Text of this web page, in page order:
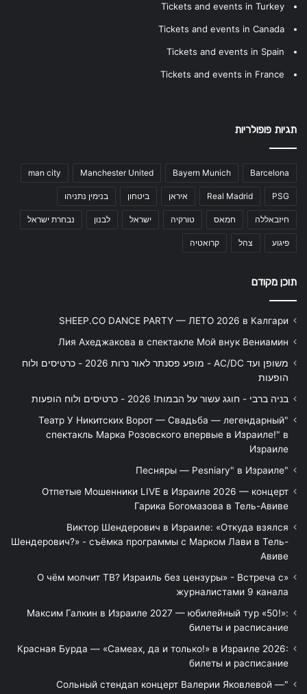
Tickets and events in Turkey
Tickets and events in Canada
Tickets and events in Spain
Tickets and events in France
תגיות פופולריות
Barcelona
Bayern Munich
Manchester United
man city
PSG
Real Madrid איראן ביטחון בנימין נתניהו
חיזבאללה חמאס טורקיה ישראל לבנון נבחרת ישראל
פיגוע צהל קרואטיה
תוכן מקודם
SHEEP.CO DANCE PARTY — ЛЕТО 2026 в Калгари
Лия Ахеджакова в спектакле Мой внук Вениамин
משופן ועד AC/DC - מופע פסנתר לאור נרות 2026 - כרטיסים ולוח
הופעות
בניה ברבי - חוגג עשור על הבמות! 2026 - כרטיסים ולוח הופעות
"Театр У Никитских Ворот — Свадьба — легендарный
спектакль Марка Розовского впервые в Израиле!" в
Израиле
"Песняры — Pesniary" в Израиле
Отпетые Мошенники LIVE в Израиле 2026 — концерт
Гарика Богомазова в Тель-Авиве
Виктор Шендерович в Израиле: «Откуда взялся
Шендерович?» - съёмка программы с Марком Лави в Тель-
Авиве
«О чём молчит ТВ? Израиль без цензуры» - Встреча с
журналистами 9 канала
Максим Галкин в Израиле 2027 — юбилейный тур «50!»:
билеты и расписание
Красная Бурда — «Самеах, да и только!» в Израиле 2026:
билеты и расписание
"Сольный стендап концерт Валерии Яковлевой —